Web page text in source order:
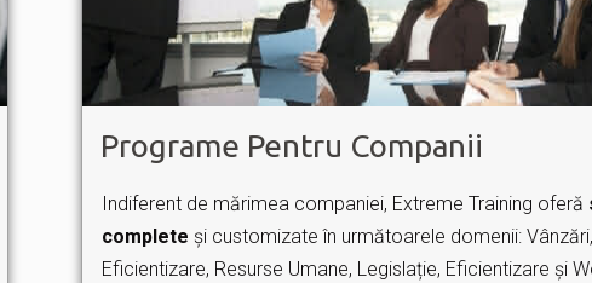
Programe Pentru Companii
Indiferent de mărimea companiei, Extreme Training oferă
complete și customizate în următoarele domenii:
Eficientizare, Resurse Umane, Legislație, Eficientizare și